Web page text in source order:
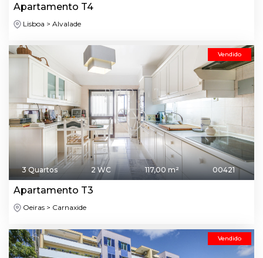
Apartamento T4
Lisboa > Alvalade
Vendido
3 Quartos 2 WC 117,00 m² 00421
Apartamento T3
Oeiras > Carnaxide
Vendido